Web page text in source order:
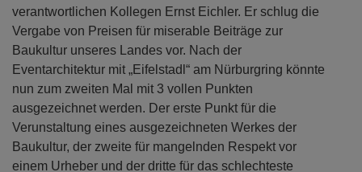
verantwortlichen Kollegen Ernst Eichler. Er schlug die
Vergabe von Preisen für miserable Beiträge zur
Baukultur unseres Landes vor. Nach der
Eventarchitektur mit „Eifelstadl“ am Nürburgring könnte
nun zum zweiten Mal mit 3 vollen Punkten
ausgezeichnet werden. Der erste Punkt für die
Verunstaltung eines ausgezeichneten Werkes der
Baukultur, der zweite für mangelnden Respekt vor
einem Urheber und der dritte für das schlechteste